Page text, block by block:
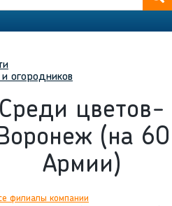
огородников
Среди цветов-
(на 60
Армии)
филиалы компании